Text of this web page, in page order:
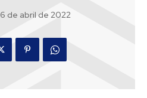
6 de abril de 2022